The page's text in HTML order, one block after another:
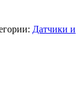
Датчики и